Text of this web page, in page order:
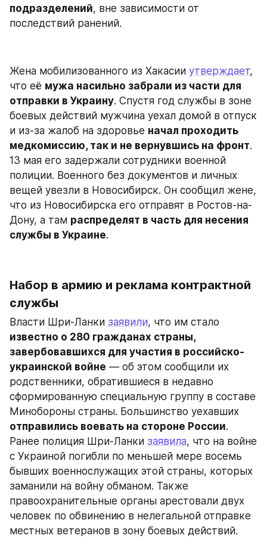
подразделений, вне зависимости от
последствий ранений.
Жена мобилизованного из Хакасии утверждает,
что её мужа насильно забрали из части для
отправки в Украину. Спустя год службы в зоне
боевых действий мужчина уехал домой в отпуск
и из-за жалоб на здоровье начал проходить
медкомиссию, так и не вернувшись на фронт.
13 мая его задержали сотрудники военной
полиции.‎ Военного без документов и личных
вещей увезли в Новосибирск. Он сообщил жене,
что из Новосибирска его отправят в Ростов-на-
Дону, а там распределят в часть для несения
службы в Украине.
Набор в армию и реклама контрактной
службы
Власти Шри-Ланки заявили
известно о 280 гражданах страны,
завербовавшихся для участия в российско-
украинской войне — об этом сообщили их
родственники, обратившиеся в недавно
сформированную специальную группу в составе
отправились воевать на стороне России.
Ранее полиция Шри-Ланки заявила, что на войне
с Украиной погибли по меньшей мере восемь
бывших военнослужащих этой страны, которых
заманили на войну обманом. Также
правоохранительные органы арестовали двух
человек по обвинению в нелегальной отправке
местных ветеранов в зону боевых действий.